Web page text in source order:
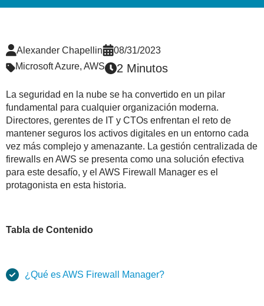
Alexander Chapellin
08/31/2023
Microsoft Azure, AWS 2 Minutos
La seguridad en la nube se ha convertido en un pilar
fundamental para cualquier organización moderna.
Directores, gerentes de IT y CTOs enfrentan el reto de
mantener seguros los activos digitales en un entorno cada
vez más complejo y amenazante. La gestión centralizada de
firewalls en AWS se presenta como una solución efectiva
para este desafío, y el AWS Firewall Manager es el
protagonista en esta historia.
Tabla de Contenido
¿Qué es AWS Firewall Manager?